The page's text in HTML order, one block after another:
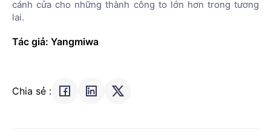
cánh cửa cho những thành công to lớn hơn trong tương
lai.
Tác giả: Yangmiwa
Chia sẻ :